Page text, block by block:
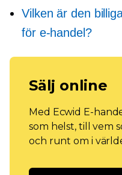
Vilken är den
för e-handel?
Sälj online
Med Ecwid E-
som helst, till vem
och runt om i